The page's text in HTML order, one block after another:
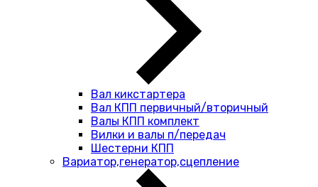
Вал кикстартера
Вал КПП первичный/вторичный
Валы КПП комплект
Вилки и валы п/передач
Шестерни КПП
Вариатор,генератор,сцепление